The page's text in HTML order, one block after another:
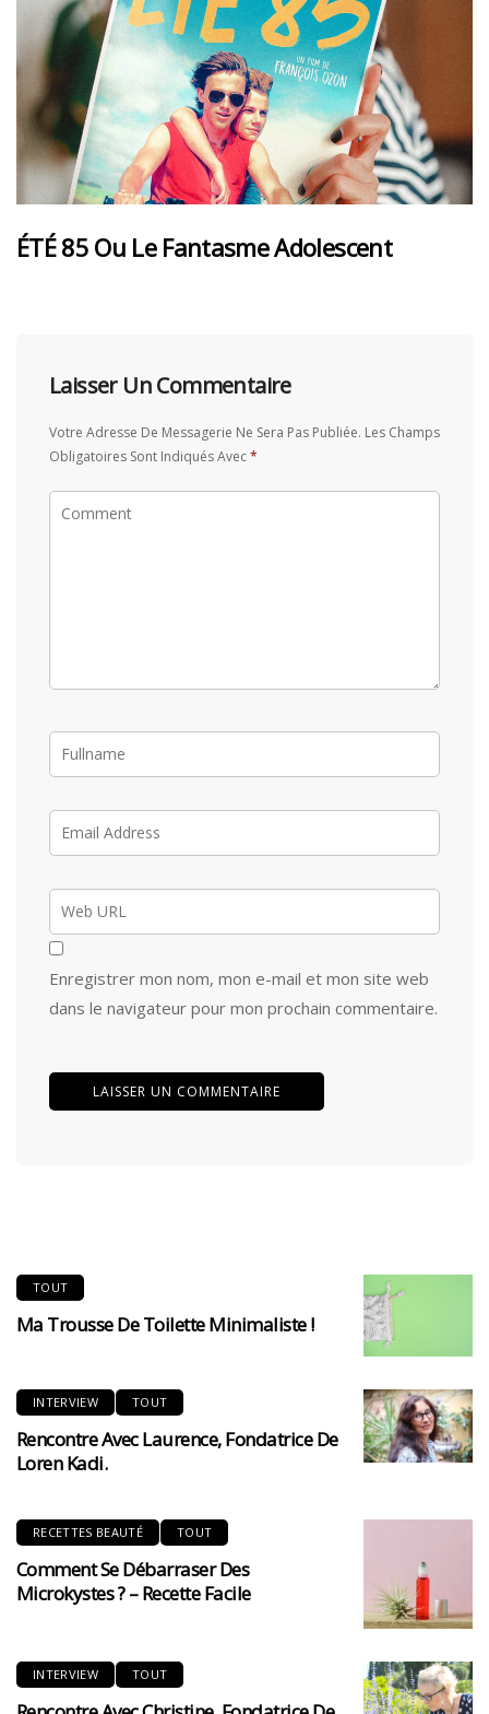
ÉTÉ 85 Ou Le Fantasme Adolescent
Laisser Un Commentaire
Votre Adresse De Messagerie Ne Sera Pas Publiée. Les Champs
Obligatoires Sont Indiqués Avec*
Enregistrer mon nom, mon e-mail et mon site web
dans le navigateur pour mon prochain commentaire.
TOUT
Ma Trousse De Toilette Minimaliste !
INTERVIEW TOUT
Rencontre Avec Laurence, Fondatrice De
Loren Kadi.
RECETTES BEAUTÉ TOUT
Comment Se Débarraser Des
Microkystes ? – Recette Facile
INTERVIEW TOUT